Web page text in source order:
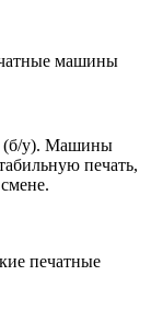
машины
(б/у). Машины
печать,
печатные